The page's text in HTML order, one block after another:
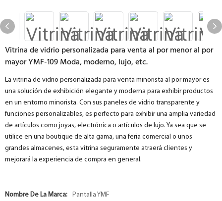
Vitrina de vidrio personalizada para venta al por menor al por
mayor YMF-109 Moda, moderno, lujo, etc.
La vitrina de vidrio personalizada para venta minorista al por mayor es
una solución de exhibición elegante y moderna para exhibir productos
en un entorno minorista. Con sus paneles de vidrio transparente y
funciones personalizables, es perfecto para exhibir una amplia variedad
de artículos como joyas, electrónica o artículos de lujo. Ya sea que se
utilice en una boutique de alta gama, una feria comercial o unos
grandes almacenes, esta vitrina seguramente atraerá clientes y
mejorará la experiencia de compra en general.
Nombre De La Marca: Pantalla YMF